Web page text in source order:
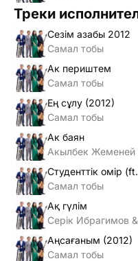
Треки
Сезiм азабы 2012
Самал тобы
Ак периштем
Самал тобы
Ең сұлу (2012)
Самал тобы
Ак баян
Самал тобы
Ақ гүлім
Аңсағаным (2012)
Самал тобы